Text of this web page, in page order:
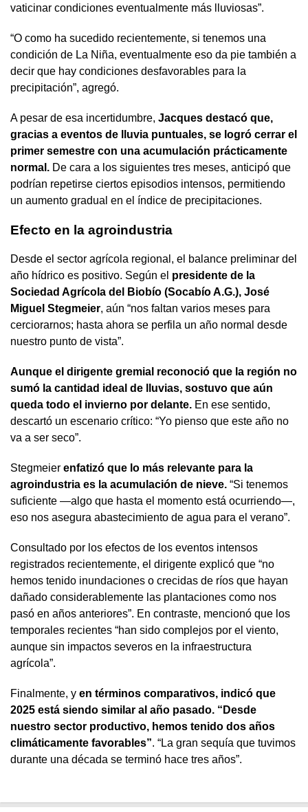
vaticinar condiciones eventualmente más lluviosas”.
“O como ha sucedido recientemente, si tenemos una
condición de La Niña, eventualmente eso da pie también a
decir que hay condiciones desfavorables para la
precipitación”, agregó.
A pesar de esa incertidumbre, Jacques destacó que,
gracias a eventos de lluvia puntuales, se logró cerrar el
primer semestre con una acumulación prácticamente
normal. De cara a los siguientes tres meses, anticipó que
podrían repetirse ciertos episodios intensos, permitiendo
un aumento gradual en el índice de precipitaciones.
Efecto en la agroindustria
Desde el sector agrícola regional, el balance preliminar del
año hídrico es positivo. Según el presidente de la
Sociedad Agrícola del Biobío (Socabío A.G.), José
Miguel Stegmeier, aún “nos faltan varios meses para
cerciorarnos; hasta ahora se perfila un año normal desde
nuestro punto de vista”.
Aunque el dirigente gremial reconoció que la región no
sumó la cantidad ideal de lluvias, sostuvo que aún
queda todo el invierno por delante. En ese sentido,
descartó un escenario crítico: “Yo pienso que este año no
va a ser seco”.
Stegmeier enfatizó que lo más relevante para la
agroindustria es la acumulación de nieve. “Si tenemos
suficiente —algo que hasta el momento está ocurriendo—,
eso nos asegura abastecimiento de agua para el verano”.
Consultado por los efectos de los eventos intensos
registrados recientemente, el dirigente explicó que “no
hemos tenido inundaciones o crecidas de ríos que hayan
dañado considerablemente las plantaciones como nos
pasó en años anteriores”. En contraste, mencionó que los
temporales recientes “han sido complejos por el viento,
aunque sin impactos severos en la infraestructura
agrícola”.
Finalmente, y en términos comparativos, indicó que
2025 está siendo similar al año pasado. “Desde
nuestro sector productivo, hemos tenido dos años
climáticamente favorables”. “La gran sequía que tuvimos
durante una década se terminó hace tres años”.